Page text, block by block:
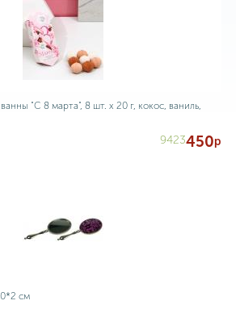
"С 8 марта", 8 шт. х 20 г, кокос, ваниль,
9423450р
см